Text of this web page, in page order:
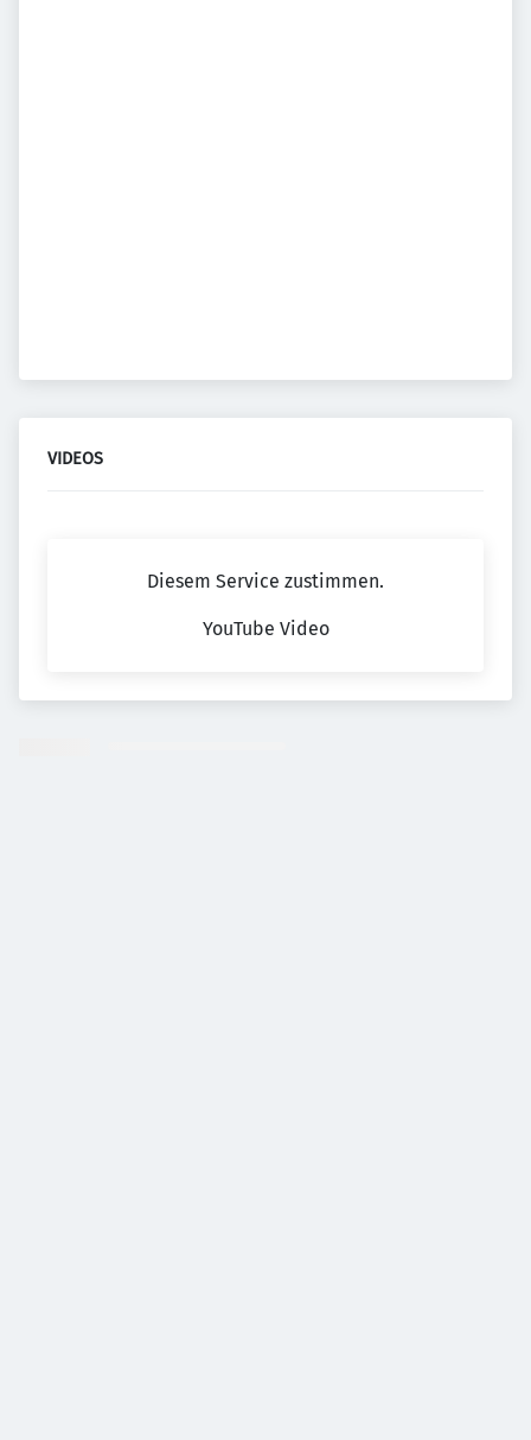
VIDEOS
Diesem Service zustimmen.
YouTube Video